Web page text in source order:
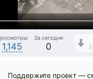
1,145
За сегодня
0 3
Поддержите проект —